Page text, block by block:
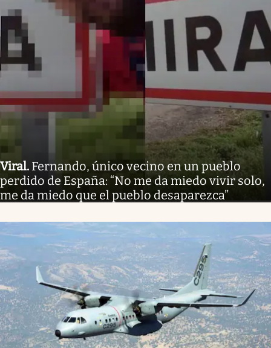
Viral. Fernando, único vecino en un pueblo
perdido de España: “No me da miedo vivir solo,
me da miedo que el pueblo desaparezca”